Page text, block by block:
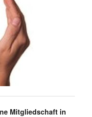
Mitgliedschaft in